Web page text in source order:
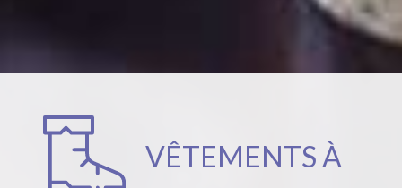
VÊTEMENTS À